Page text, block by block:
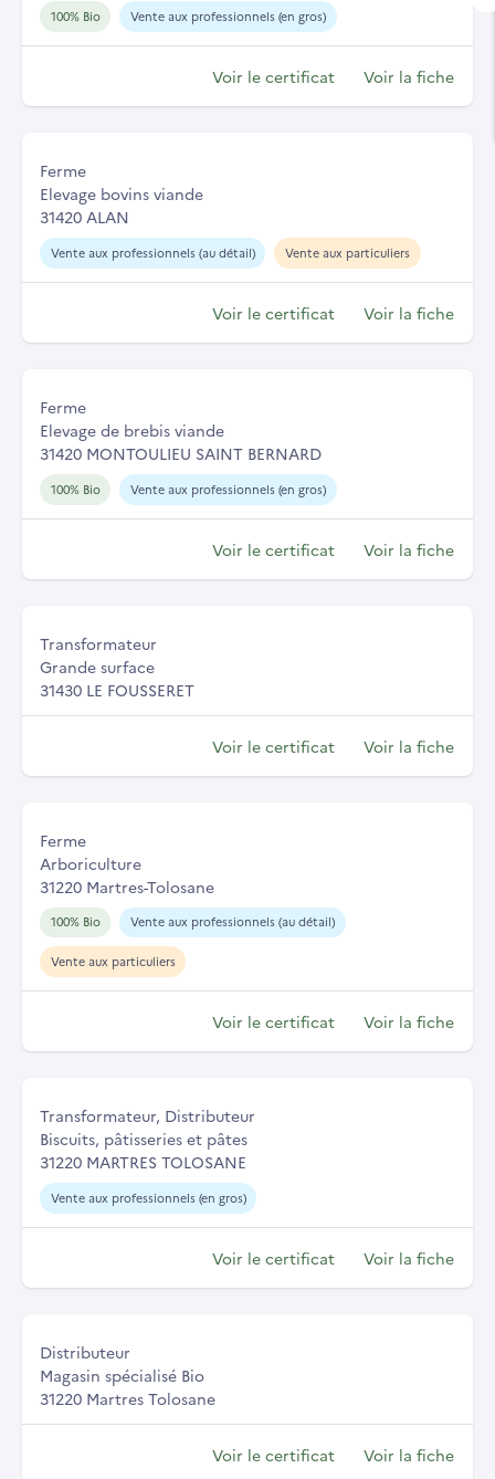
100% Bio Vente aux professionnels (en gros)
Voir le certificat Voir la fiche
Ferme
Elevage bovins viande
31420 ALAN
Vente aux professionnels (au détail) Vente aux particuliers
Voir le certificat Voir la fiche
Ferme
Elevage de brebis viande
31420 MONTOULIEU SAINT BERNARD
100% Bio Vente aux professionnels (en gros)
Voir le certificat Voir la fiche
Transformateur
Grande surface
31430 LE FOUSSERET
Voir le certificat Voir la fiche
Ferme
Arboriculture
31220 Martres-Tolosane
100% Bio Vente aux professionnels (au détail)
Vente aux particuliers
Voir le certificat Voir la fiche
Transformateur, Distributeur
Biscuits, pâtisseries et pâtes
31220 MARTRES TOLOSANE
Vente aux professionnels (en gros)
Voir le certificat Voir la fiche
Distributeur
Magasin spécialisé Bio
31220 Martres Tolosane
Voir le certificat Voir la fiche